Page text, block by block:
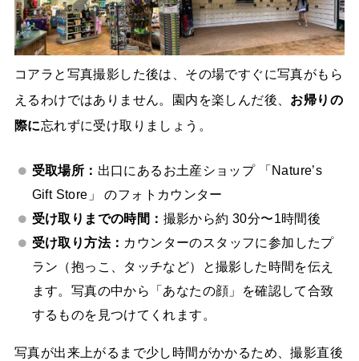
コアラと写真撮影した後は、その場ですぐに写真がもら
えるわけではありません。園内を楽しんだ後、 お帰りの
際に忘れずに受け取りましょう。
受取場所： 出口にあるお土産ショップ 「Nature’s
Gift Store」 のフォトカウンター
受け取りまでの時間： 撮影から約 30分〜1時間後
受け取り方法： カウンターのスタッフに参加したプ
ラン（抱っこ、タッチなど）と撮影した時間を伝え
ます。写真の中から「あなたの顔」を確認して合致
するものを見つけてくれます。
写真が出来上がるまで少し時間がかかるため、撮影直後